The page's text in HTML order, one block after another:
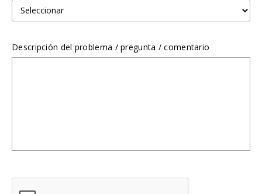
Descripción del problema / pregunta / comentario